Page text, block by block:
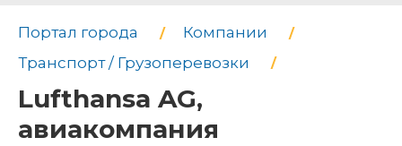
Портал города
Компании
Транспорт / Грузоперевозки
Lufthansa AG,
авиакомпания